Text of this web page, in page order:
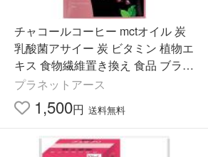
チャコールコーヒー mctオイル 炭
乳酸菌アサイー 炭 ビタミン 植物エ
キス 食物繊維置き換え 食品 ブラジ
ル産 コーヒー豆100% 100g 30日分
プラネットアース
1,500円 送料無料